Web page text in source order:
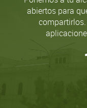
abiertos para